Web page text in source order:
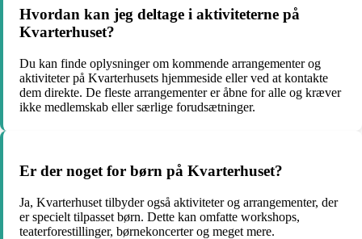
Hvordan kan jeg deltage i aktiviteterne på
Kvarterhuset?
Du kan finde oplysninger om kommende arrangementer og
aktiviteter på Kvarterhusets hjemmeside eller ved at kontakte
dem direkte. De fleste arrangementer er åbne for alle og kræver
ikke medlemskab eller særlige forudsætninger.
Er der noget for børn på Kvarterhuset?
Ja, Kvarterhuset tilbyder også aktiviteter og arrangementer, der
er specielt tilpasset børn. Dette kan omfatte workshops,
teaterforestillinger, børnekoncerter og meget mere.